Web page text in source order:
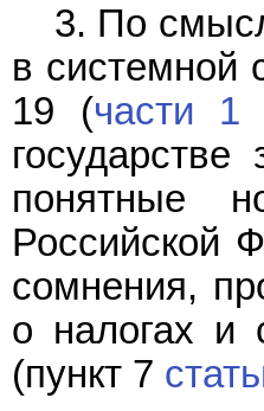
3. По
в системной
19 (части 1
понятные
Российской
сомнения,
о налогах и
(пункт 7